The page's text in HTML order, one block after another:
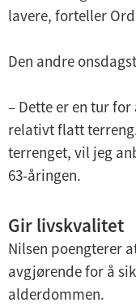
lavere, forteller
Den andre
– Dette er en tur
relativt flatt
terrenget, vil jeg
63-åringen.
Gir livskvalitet
Nilsen poengterer
avgjørende for å
alderdommen.